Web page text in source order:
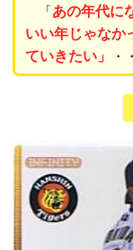
「あの年代に
いい年じゃなか
ていきたい」
・